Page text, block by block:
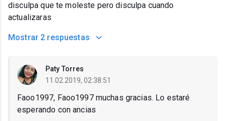
disculpa que te moleste pero disculpa cuando
actualizaras
Mostrar 2 respuestas
Paty Torres
11.02.2019, 02:38:51
Faoo1997, Faoo1997 muchas gracias. Lo estaré
esperando con ancias